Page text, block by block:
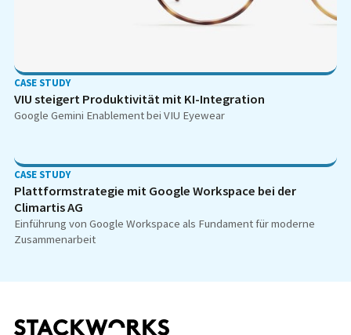
CASE STUDY
VIU steigert Produktivität mit KI-Integration
Google Gemini Enablement bei VIU Eyewear
CASE STUDY
Plattformstrategie mit Google Workspace bei der
Climartis AG
Einführung von Google Workspace als Fundament für moderne
Zusammenarbeit